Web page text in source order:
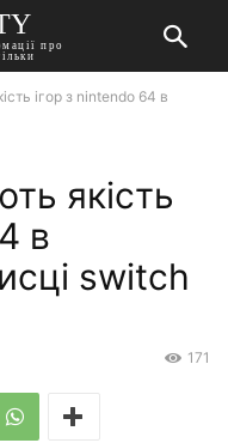
про
ігор з nintendo 64 в
якість
в
switch
171